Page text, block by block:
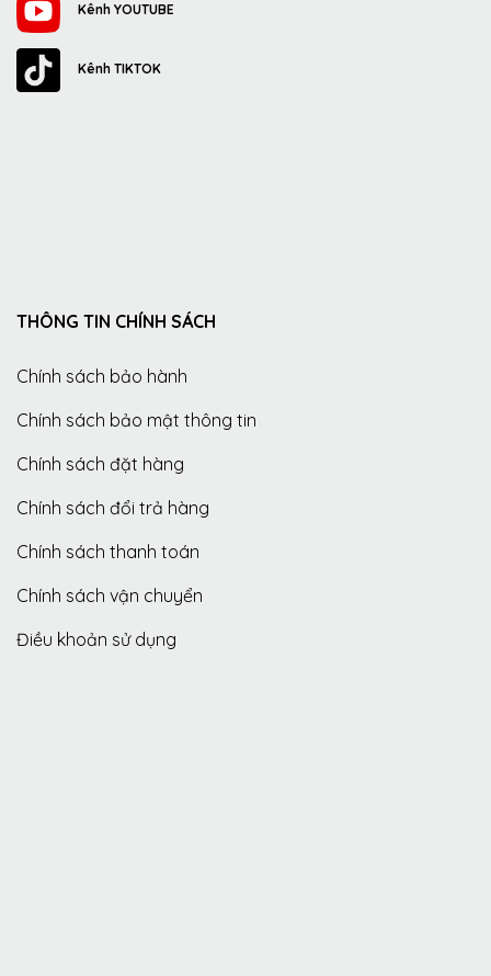
Kênh YOUTUBE
Kênh TIKTOK
THÔNG TIN CHÍNH SÁCH
Chính sách bảo hành
Chính sách bảo mật thông tin
Chính sách đặt hàng
Chính sách đổi trả hàng
Chính sách thanh toán
Chính sách vận chuyển
Điều khoản sử dụng